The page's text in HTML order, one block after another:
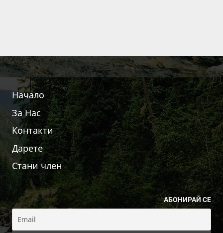
Начало
За Нас
Контакти
Дарете
Стани член
АБОНИРАЙ СЕ